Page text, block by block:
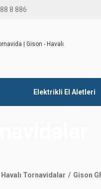
8 886
Elektrikli El Aletleri
Havalı Tornavidalar Gison